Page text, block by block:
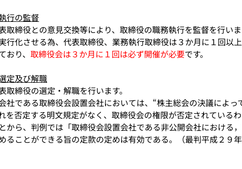
行の監督
取締役との意見交換等により、取締役の職務執行を監督を行いま
行化させる為、代表取締役、業務執行取締役は３か月に１回以
おり、 取締役会は３か月に１回は必ず開催が必要です。
定及び解職
取締役の選定・解職を行います。
社である取締役会設置会社においては、“株主総会の決議によ
を否定する明文規定がなく、取締役会の権限が否定されている
から、判例では「取締役会設置会社である非公開会社における
ることができる旨の定款の定めは有効である。（最判平成２９